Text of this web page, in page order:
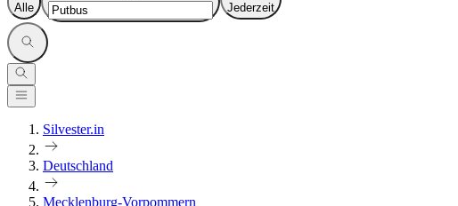
Alle Jederzeit
Silvester.in
Deutschland
Mecklenburg-Vorpommern